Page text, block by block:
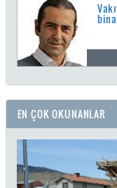
EN ÇOK OKUNANLAR